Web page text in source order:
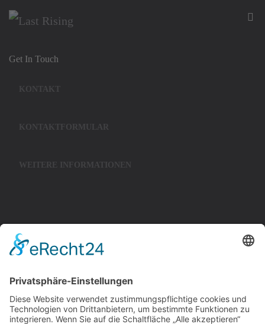
Get In Touch
KONTAKT
KONTAKTFORMULAR
WEITERE INFORMATIONEN
Custom Design byWebdesign Schreiber & IT Dienstleistungen
Impressum|Datenschutz